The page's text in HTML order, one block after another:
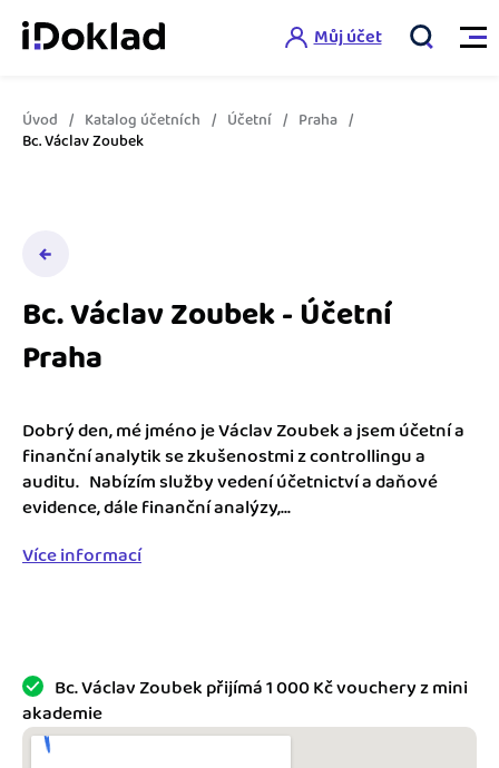
Vlastnosti
Správa kontaktů
Hlídání cashflow
Spolupráce s účetní
Propojení na další systémy
Spřátelené účetní
Katalog doplňků
Nápověda
Jak začít podnikat
Jak se vyznat ve fakturaci
Blog
Šablony faktur
Šablona pro plátce DPH
Šablona pro neplátce DPH
Registrovat ZDARMA
Můj účet
Úvod Katalog účetních Účetní
Praha
Bc. Václav Zoubek
Bc. Václav Zoubek - Účetní
Praha
Dobrý den, mé jméno je Václav Zoubek a jsem účetní a
finanční analytik se zkušenostmi z controllingu a
auditu. Nabízím služby vedení účetnictví a daňové
evidence, dále finanční analýzy,...
Více informací
Bc. Václav Zoubek přijímá 1 000 Kč vouchery z mini
akademie